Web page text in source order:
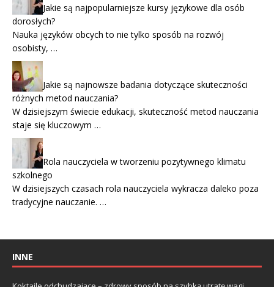
Jakie są najpopularniejsze kursy językowe dla osób
dorosłych?
Nauka języków obcych to nie tylko sposób na rozwój
osobisty, …
Jakie są najnowsze badania dotyczące skuteczności
różnych metod nauczania?
W dzisiejszym świecie edukacji, skuteczność metod nauczania
staje się kluczowym …
Rola nauczyciela w tworzeniu pozytywnego klimatu
szkolnego
W dzisiejszych czasach rola nauczyciela wykracza daleko poza
tradycyjne nauczanie. …
INNE